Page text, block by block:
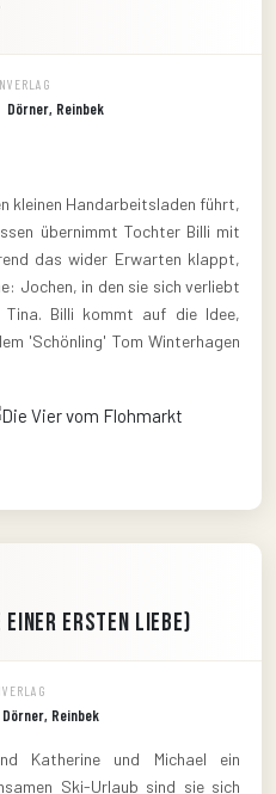
VERLAG
Dörner, Reinbek
kleinen Handarbeitsladen führt,
übernimmt Tochter Billi mit
das wider Erwarten klappt,
Jochen, in den sie sich verliebt
Billi kommt auf die Idee,
'Schönling' Tom Winterhagen
ersten Liebe)
VERLAG
Dörner, Reinbek
Katherine und Michael ein
Ski-Urlaub sind sie sich